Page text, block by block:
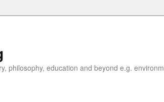
philosophy, education and beyond e.g.